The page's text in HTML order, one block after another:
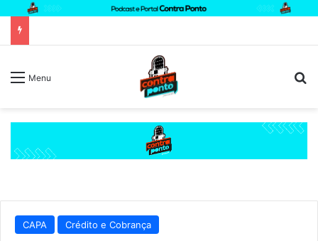
Menu
CAPA Crédito e Cobrança